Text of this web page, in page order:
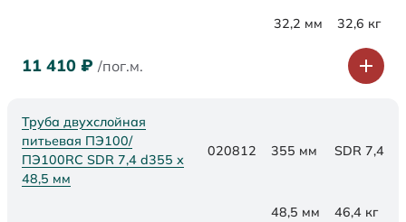
32,2 мм 32,6 кг
11 410 ₽ /пог.м.
Труба двухслойная
питьевая ПЭ100/
ПЭ100RC SDR 7,4 d355 х
48,5 мм
020812 355 мм SDR 7,4
48,5 мм 46,4 кг